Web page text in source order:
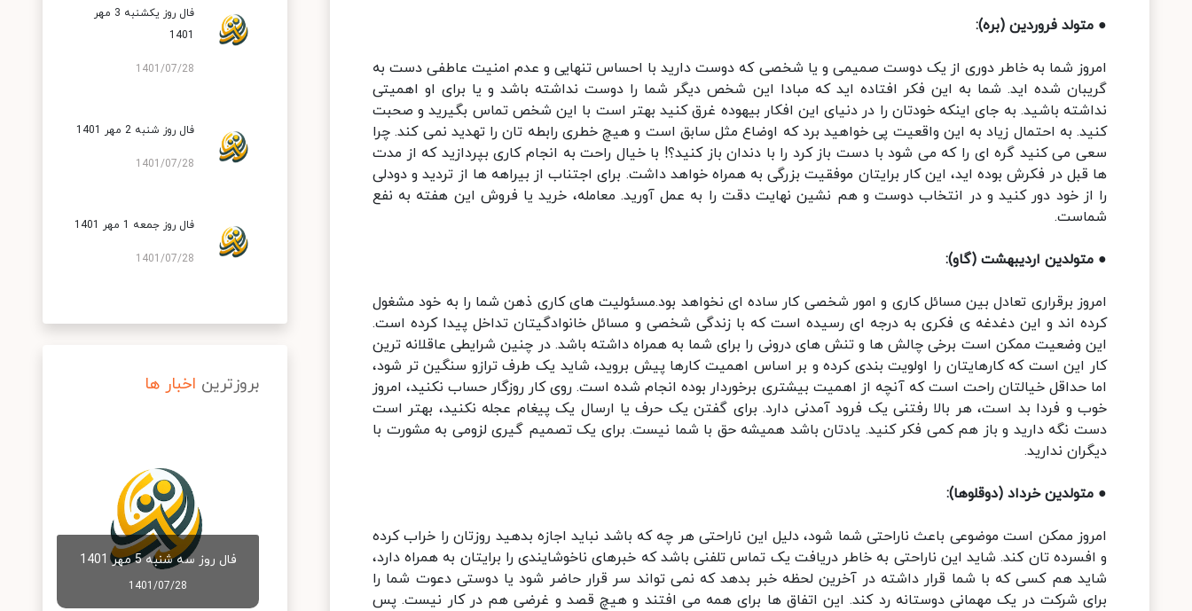
● متولد فروردین (بره):
امروز شما به خاطر دوری از یک دوست صمیمی و یا شخصی که دوست دارید با احساس تنهایی و عدم امنیت عاطفی دست به
گریبان شده اید. شما به این فکر افتاده اید که مبادا این شخص دیگر شما را دوست نداشته باشد و یا برای او اهمیتی
نداشته باشید. به جای اینکه خودتان را در دنیای این افکار بیهوده غرق کنید بهتر است با این شخص تماس بگیرید و صحبت
کنید. به احتمال زیاد به این واقعیت پی خواهید برد که اوضاع مثل سابق است و هیچ خطری رابطه تان را تهدید نمی کند. چرا
سعی می کنید گره ای را که می شود با دست باز کرد را با دندان باز کنید؟! با خیال راحت به انجام کاری بپردازید که از مدت
ها قبل در فکرش بوده اید، این کار برایتان موفقیت بزرگی به همراه خواهد داشت. برای اجتناب از بیراهه ها از تردید و دودلی
را از خود دور کنید و در انتخاب دوست و هم نشین نهایت دقت را به عمل آورید. معامله، خرید یا فروش این هفته به نفع
شماست.
● متولدین اردیبهشت (گاو):
امروز برقراری تعادل بین مسائل کاری و امور شخصی کار ساده ای نخواهد بود.مسئولیت های کاری ذهن شما را به خود مشغول
کرده اند و این دغدغه ی فکری به درجه ای رسیده است که با زندگی شخصی و مسائل خانوادگیتان تداخل پیدا کرده است.
این وضعیت ممکن است برخی چالش ها و تنش های درونی را برای شما به همراه داشته باشد. در چنین شرایطی عاقلانه ترین
کار این است که کارهایتان را اولویت بندی کرده و بر اساس اهمیت کارها پیش بروید، شاید یک طرف ترازو سنگین تر شود،
اما حداقل خیالتان راحت است که آنچه از اهمیت بیشتری برخوردار بوده انجام شده است. روی کار روزگار حساب نکنید، امروز
خوب و فردا بد است، هر بالا رفتنی یک فرود آمدنی دارد. برای گفتن یک حرف یا ارسال یک پیغام عجله نکنید، بهتر است
دست نگه دارید و باز هم کمی فکر کنید. یادتان باشد همیشه حق با شما نیست. برای یک تصمیم گیری لزومی به مشورت با
دیگران ندارید.
● متولدین خرداد (دوقلوها):
امروز ممکن است موضوعی باعث ناراحتی شما شود، دلیل این ناراحتی هر چه که باشد نباید اجازه بدهید روزتان را خراب کرده
و افسرده تان کند. شاید این ناراحتی به خاطر دریافت یک تماس تلفنی باشد که خبرهای ناخوشایندی را برایتان به همراه دارد،
شاید هم کسی که با شما قرار داشته در آخرین لحظه خبر بدهد که نمی تواند سر قرار حاضر شود یا دوستی دعوت شما را
برای شرکت در یک مهمانی دوستانه رد کند. این اتفاق ها برای همه می افتند و هیچ قصد و غرضی هم در کار نیست. پس
فال روز یکشنبه 3 مهر
1401
1401/07/28
فال روز شنبه 2 مهر 1401
1401/07/28
فال روز جمعه 1 مهر 1401
1401/07/28
بروزترین اخبار ها
فال روز سه شنبه 5 مهر 1401
1401/07/28